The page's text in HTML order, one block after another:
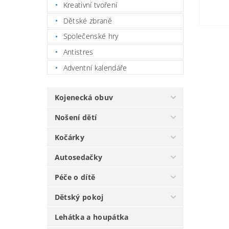
Kreativní tvoření
Dětské zbraně
Společenské hry
Antistres
Adventní kalendáře
Kojenecká obuv
Nošení dětí
Kočárky
Autosedačky
Péče o dítě
Dětský pokoj
Lehátka a houpátka